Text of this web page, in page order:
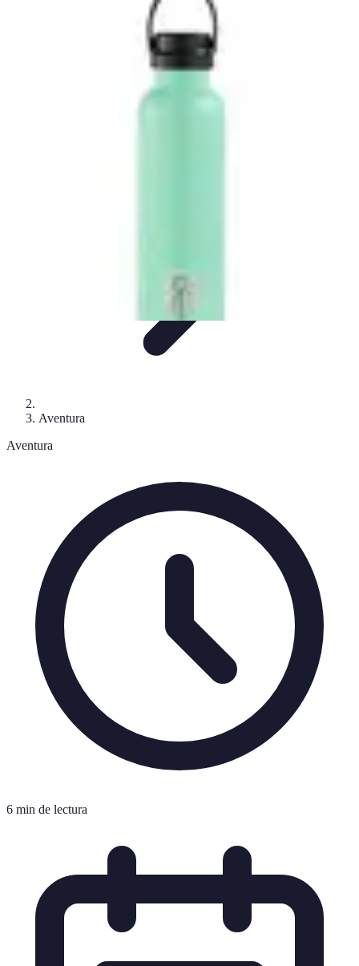
Cultura y Experiencias
Tecnología y Gadgets
Aventura
Aventura
6 min de lectura